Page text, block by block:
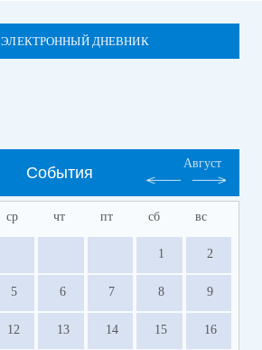
ЭЛЕКТРОННЫЙ ДНЕВНИК
События
Август
ср чт пт сб вс
1 2
5 6 7 8 9
12 13 14 15 16